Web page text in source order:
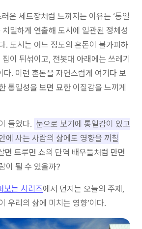
운 세트장처럼 느껴지는 이유는 ‘통일
치밀하게 연출해 도시에 일관된 정체성
. 도시는 어느 정도의 혼돈이 불가피하
이 뒤섞이고, 전봇대 아래에는 쓰레기
다. 이런 혼돈을 자연스럽게 여기다 보
통일성을 보면 묘한 이질감을 느끼게
들었다. 눈으로 보기에 통일감이 있고
에 사는 사람의 삶에도 영향을 끼칠
면 트루먼 쇼의 단역 배우들처럼 만면
이 될 수 있을까?
보는 시리즈에서 던지는 오늘의 주제,
우리의 삶에 미치는 영향’이다.